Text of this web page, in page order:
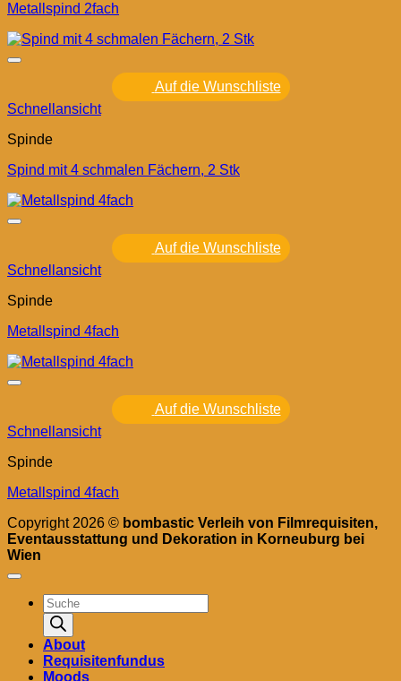
Metallspind 2fach
Auf die Wunschliste
Schnellansicht
Spinde
Spind mit 4 schmalen Fächern, 2 Stk
Auf die Wunschliste
Schnellansicht
Spinde
Metallspind 4fach
Auf die Wunschliste
Schnellansicht
Spinde
Metallspind 4fach
Copyright 2026 © bombastic Verleih von Filmrequisiten,
Eventausstattung und Dekoration in Korneuburg bei
Wien
Products
search
About
Requisitenfundus
Moods